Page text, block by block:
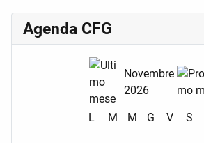
Agenda CFG
Novembre
2026
L M M G V S